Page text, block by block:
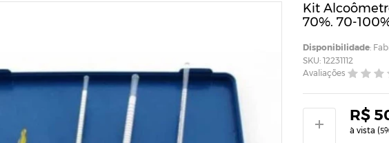
Kit
70%. 70-
Disponibilidade:
SKU: 12231112
Avaliações
R$
à vista (5